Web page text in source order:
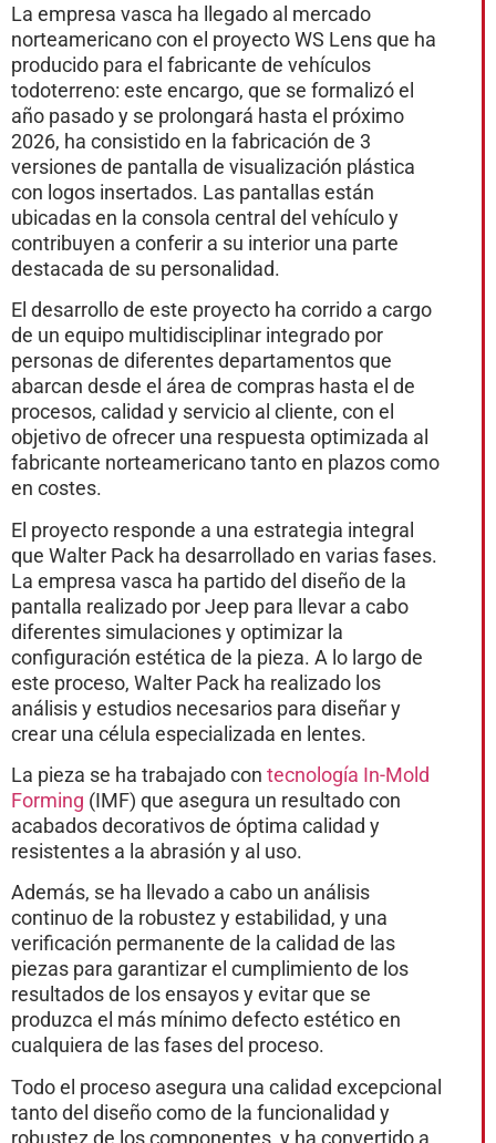
La empresa vasca ha llegado al mercado
norteamericano con el proyecto WS Lens que ha
producido para el fabricante de vehículos
todoterreno: este encargo, que se formalizó el
año pasado y se prolongará hasta el próximo
2026, ha consistido en la fabricación de 3
versiones de pantalla de visualización plástica
con logos insertados. Las pantallas están
ubicadas en la consola central del vehículo y
contribuyen a conferir a su interior una parte
destacada de su personalidad.
El desarrollo de este proyecto ha corrido a cargo
de un equipo multidisciplinar integrado por
personas de diferentes departamentos que
abarcan desde el área de compras hasta el de
procesos, calidad y servicio al cliente, con el
objetivo de ofrecer una respuesta optimizada al
fabricante norteamericano tanto en plazos como
en costes.
El proyecto responde a una estrategia integral
que Walter Pack ha desarrollado en varias fases.
La empresa vasca ha partido del diseño de la
pantalla realizado por Jeep para llevar a cabo
diferentes simulaciones y optimizar la
configuración estética de la pieza. A lo largo de
este proceso, Walter Pack ha realizado los
análisis y estudios necesarios para diseñar y
crear una célula especializada en lentes.
La pieza se ha trabajado con tecnología In-Mold
Forming (IMF) que asegura un resultado con
acabados decorativos de óptima calidad y
resistentes a la abrasión y al uso.
Además, se ha llevado a cabo un análisis
continuo de la robustez y estabilidad, y una
verificación permanente de la calidad de las
piezas para garantizar el cumplimiento de los
resultados de los ensayos y evitar que se
produzca el más mínimo defecto estético en
cualquiera de las fases del proceso.
Todo el proceso asegura una calidad excepcional
tanto del diseño como de la funcionalidad y
robustez de los componentes, y ha convertido a